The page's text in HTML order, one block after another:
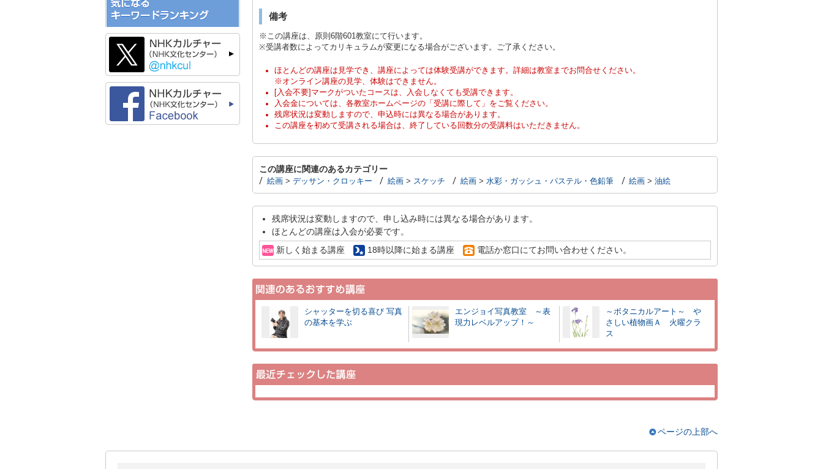
備考
※この講座は、原則6階601教室にて行います。
※受講者数によってカリキュラムが変更になる場合がございます。ご了承ください。
ほとんどの講座は見学でき、講座によっては体験受講ができます。詳細は教室までお問合せください。
※オンライン講座の見学、体験はできません。
[入会不要]マークがついたコースは、入会しなくても受講できます。
入会金については、各教室ホームページの「受講に際して」をご覧ください。
残席状況は変動しますので、申込時には異なる場合があります。
この講座を初めて受講される場合は、終了している回数分の受講料はいただきません。
この講座に関連のあるカテゴリー
絵画 > デッサン・クロッキー 絵画 > スケッチ 絵画 > 水彩・ガッシュ・パステル・色鉛筆 絵画 >油絵
残席状況は変動しますので、申し込み時には異なる場合があります。
ほとんどの講座は入会が必要です。
新しく始まる講座
18時以降に始まる講座 電話か窓口にてお問い合わせください。
シャッターを切る喜び 写真
の基本を学ぶ
エンジョイ写真教室 ～表
現力レベルアップ！～
～ボタニカルアート～ や
さしい植物画Ａ 火曜クラ
ス
ページの上部へ